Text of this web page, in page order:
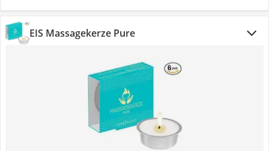
EIS Massagekerze Pure